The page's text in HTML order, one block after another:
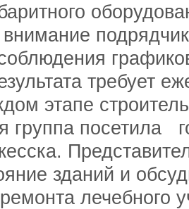
требует
этапе
группа посетила
зданий и
лечебного